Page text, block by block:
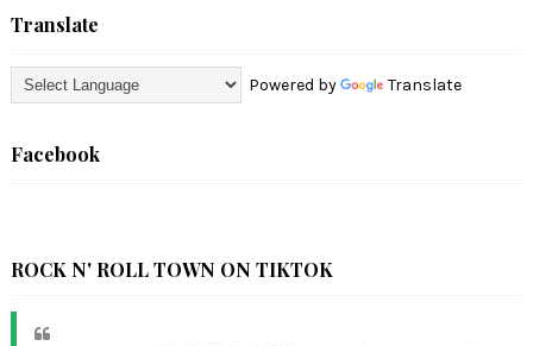
Translate
Powered by Translate
Facebook
ROCK N' ROLL TOWN ON TIKTOK